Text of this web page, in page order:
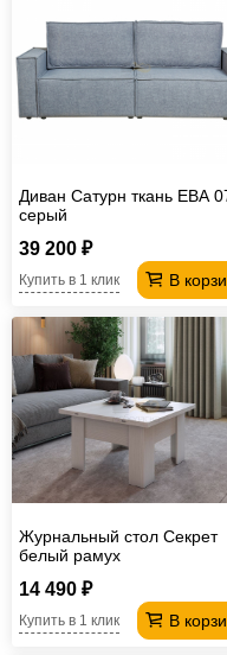
Диван Сатурн ткань ЕВА
серый
39 200 ₽
В
Купить в 1 клик
Журнальный стол Секрет
белый рамух
14 490 ₽
В
Купить в 1 клик